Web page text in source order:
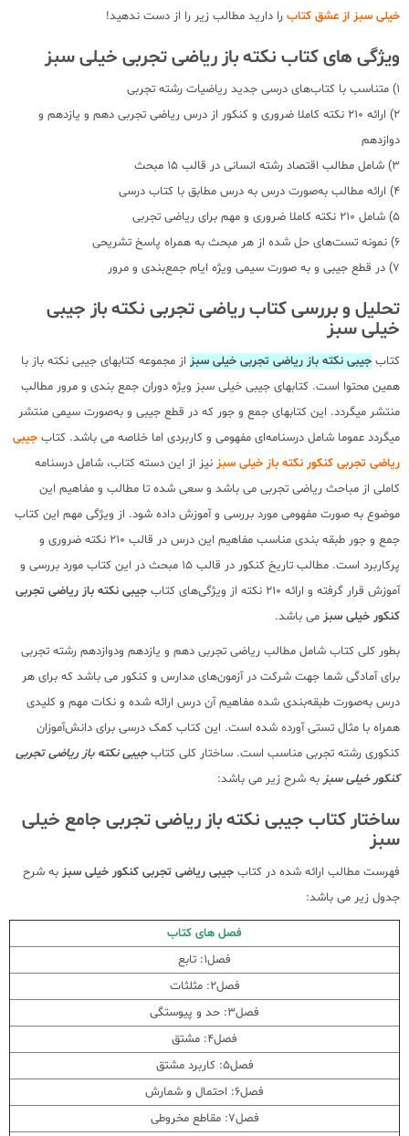
خیلی سبز از عشق کتاب را دارید مطالب زیر را از دست ندهید!
ویژگی‌ های کتاب نکته باز ریاضی تجربی خیلی سبز
1) متناسب با کتاب‌‌های درسی جدید ریاضیات رشته تجربی
2) ارائه 210 نکته کاملا ضروری و کنکور از درس ریاضی تجربی دهم و یازدهم و
دوازدهم
3) شامل مطالب اقتصاد رشته انسانی در قالب 15 مبحث
4) ارائه مطالب به‌صورت درس به درس مطابق با کتاب درسی
5) شامل 210 نکته کاملا ضروری و مهم برای ریاضی تجربی
6) نمونه تست‌های حل شده از هر مبحث به همراه پاسخ تشریحی
7) در قطع جیبی و به صورت سیمی ویژه ایام جمع‌بندی و مرور
تحلیل و بررسی کتاب ریاضی تجربی نکته باز جیبی
خیلی سبز
کتاب جیبی نکته باز ریاضی تجربی خیلی سبز از مجموعه کتابهای جیبی نکته باز با
همین محتوا است. کتابهای جیبی خیلی سبز ویژه دوران جمع بندی و مرور مطالب
منتشر میگردد. این کتابهای جمع و جور که در قطع جیبی و به‌صورت سیمی منتشر
میگردد عموما شامل درسنامه‌ای مفهومی و کاربردی اما خلاصه می باشد. کتاب جیبی
ریاضی تجربی کنکور نکته باز خیلی سبز نیز از این دسته کتاب، شامل درسنامه
کاملی از مباحث ریاضی تجربی می باشد و سعی شده تا مطالب و مفاهیم این
موضوع به صورت مفهومی مورد بررسی و آموزش داده شود. از ویژگی مهم این کتاب
جمع و جور طبقه بندی مناسب مفاهیم این درس در قالب 210 نکته ضروری و
پرکاربرد است. مطالب تاریخ کنکور در قالب 15 مبحث در این کتاب مورد بررسی و
آموزش قرار گرفته و ارائه 210 نکته از ویژگی‌های کتاب
جیبی نکته باز ریاضی تجربی
کنکور خیلی سبز می باشد.
بطور کلی کتاب شامل مطالب ریاضی تجربی دهم و یازدهم ودوازدهم رشته تجربی
برای آمادگی شما جهت شرکت در آزمون‌های مدارس و کنکور می باشد که برای هر
درس به‌صورت طبقه‌بندی شده مفاهیم آن درس ارائه شده و نکات مهم و کلیدی
همراه با مثال تستی آورده شده است. این کتاب کمک درسی برای دانش‌آموزان
کنکوری رشته تجربی مناسب است. ساختار کلی کتابجیبی نکته باز ریاضی تجربی
کنکور خیلی سبزبه شرح زیر می باشد:
ساختار کتاب جیبی نکته باز ریاضی تجربی جامع خیلی
سبز
فهرست مطالب ارائه شده در کتاب جیبی ریاضی تجربی کنکور خیلی سبز به شرح
جدول زیر می باشد:
فصل های کتاب
فصل1: تابع
فصل2: مثلثات
فصل3: حد و پیوستگی
فصل4: مشتق
فصل5: کاربرد مشتق
فصل6: احتمال و شمارش
فصل7: مقاطع مخروطی